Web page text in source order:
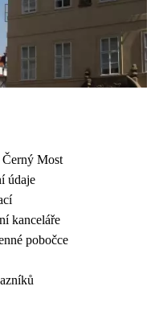
Most
údaje
kanceláře
pobočce